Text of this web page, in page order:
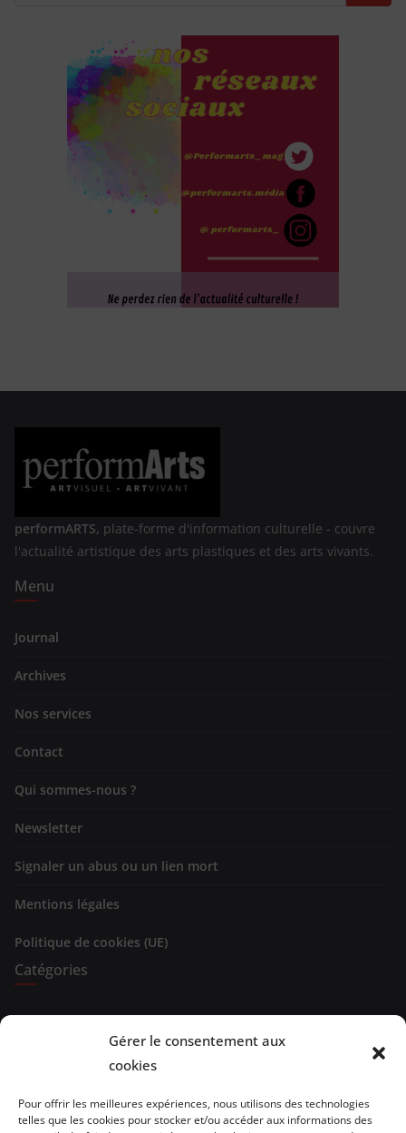
Gérer le consentement aux
cookies
Pour offrir les meilleures expériences, nous utilisons des technologies
telles que les cookies pour stocker et/ou accéder aux informations des
performARTS, plate-forme d'information culturelle - couvre
l'actualité artistique des arts plastiques et des arts vivants.
Menu
Journal
Archives
Nos services
Contact
Qui sommes-nous ?
Newsletter
Signaler un abus ou un lien mort
Mentions légales
Politique de cookies (UE)
Catégories
Expositions
Evénements